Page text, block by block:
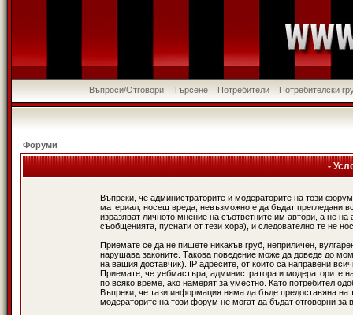
Въпроси/Отговори Търсене Потребители Потребителски
Форуми
-
Въпреки, че администраторите и модераторите на този
материал, носещ вреда, невъзможно е да бъдат прегледани
изразяват личното мнение на съответните им автори, а не
съобщенията, пуснати от тези хора), и следователно те не
Приемате се да не пишете никакъв груб, неприличен,
нарушава законите. Такова поведение може да доведе до
на вашия доставчик). IP адресите, от които са направени
Приемате, че уебмастъра, администратора и модераторите
по всяко време, ако намерят за уместно. Като потребител
Въпреки, че тази информация няма да бъде предоставяна
модераторите на този форум не могат да бъдат отговорни за